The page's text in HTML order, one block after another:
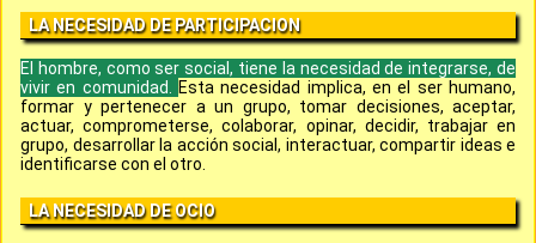
LA NECESIDAD DE PARTICIPACION
El hombre, como ser social, tiene la necesidad de integrarse, de
vivir en comunidad.
Esta necesidad implica, en el ser humano,
formar y pertenecer a un grupo, tomar decisiones, aceptar,
actuar, comprometerse, colaborar, opinar, decidir, trabajar en
grupo, desarrollar la acción social, interactuar, compartir ideas e
identificarse con el otro.
LA NECESIDAD DE OCIO